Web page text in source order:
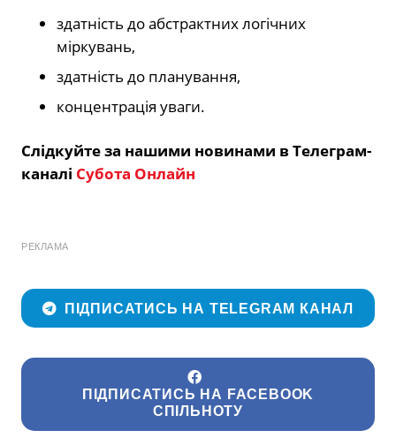
здатність до абстрактних логічних
міркувань,
здатність до планування,
концентрація уваги.
Слідкуйте за нашими новинами в Телеграм-
каналі Субота Онлайн
РЕКЛАМА
ПІДПИСАТИСЬ НА TELEGRAM КАНАЛ
ПІДПИСАТИСЬ НА FACEBOOK
СПІЛЬНОТУ